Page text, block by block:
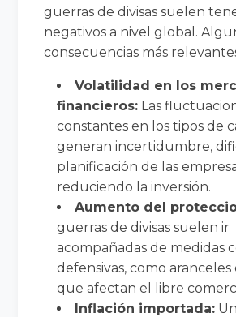
guerras de divisas suelen
negativos a nivel global.
consecuencias más
Volatilidad en los
financieros: Las
constantes en los tipos de
generan incertidumbre,
planificación de las
reduciendo la inversión.
Aumento del
guerras de divisas suelen ir
acompañadas de medidas
defensivas, como aranceles
que afectan el libre
Inflación importada: